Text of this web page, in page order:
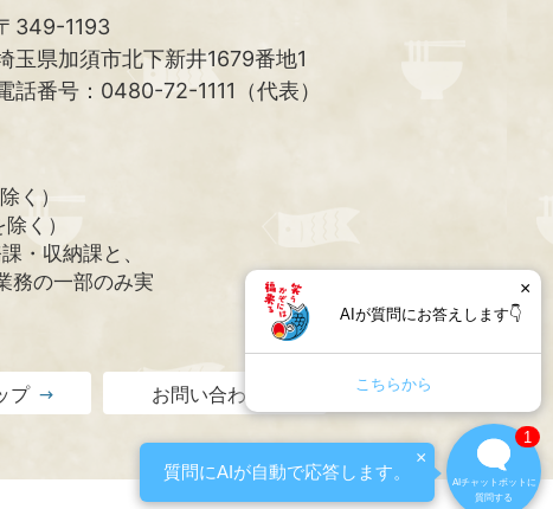
349-1193
玉県加須市北下新井1679番地1
話番号：0480-72-1111（代表）
く）
く）
・収納課と、
務の一部のみ実
プ お問い合わせ
AIが質問にお答えします👇
こちらから
×
質問にAIが自動で応答します。
×
AIチャットボットに
質問する
1